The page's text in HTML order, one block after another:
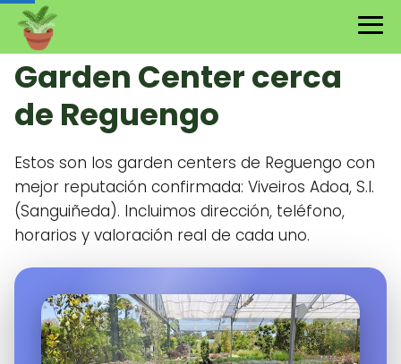
Garden Center cerca
de Reguengo
Estos son los garden centers de Reguengo con
mejor reputación confirmada: Viveiros Adoa, S.l.
(Sanguiñeda). Incluimos dirección, teléfono,
horarios y valoración real de cada uno.